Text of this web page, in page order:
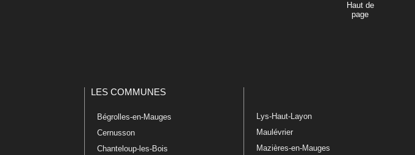
Haut de
page
LES COMMUNES
Bégrolles-en-Mauges
Cernusson
Chanteloup-les-Bois
Lys-Haut-Layon
Maulévrier
Mazières-en-Mauges